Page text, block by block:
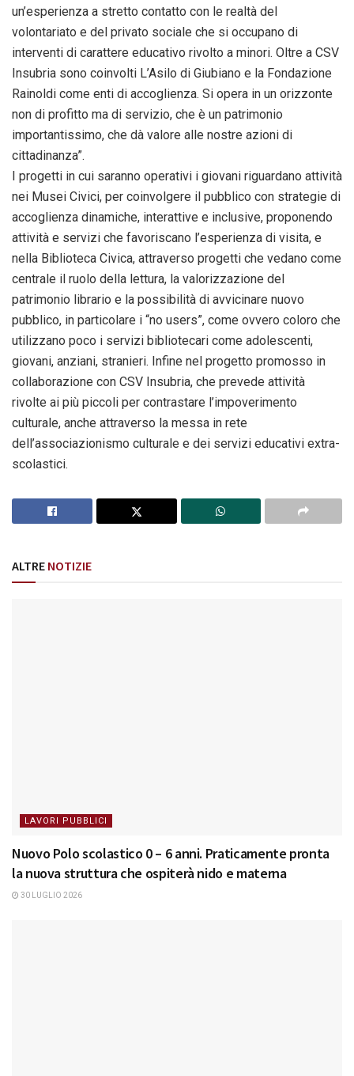
un’esperienza a stretto contatto con le realtà del
volontariato e del privato sociale che si occupano di
interventi di carattere educativo rivolto a minori. Oltre a CSV
Insubria sono coinvolti L’Asilo di Giubiano e la Fondazione
Rainoldi come enti di accoglienza. Si opera in un orizzonte
non di profitto ma di servizio, che è un patrimonio
importantissimo, che dà valore alle nostre azioni di
cittadinanza”.
I progetti in cui saranno operativi i giovani riguardano attività
nei Musei Civici, per coinvolgere il pubblico con strategie di
accoglienza dinamiche, interattive e inclusive, proponendo
attività e servizi che favoriscano l’esperienza di visita, e
nella Biblioteca Civica, attraverso progetti che vedano come
centrale il ruolo della lettura, la valorizzazione del
patrimonio librario e la possibilità di avvicinare nuovo
pubblico, in particolare i “no users”, come ovvero coloro che
utilizzano poco i servizi bibliotecari come adolescenti,
giovani, anziani, stranieri. Infine nel progetto promosso in
collaborazione con CSV Insubria, che prevede attività
rivolte ai più piccoli per contrastare l’impoverimento
culturale, anche attraverso la messa in rete
dell’associazionismo culturale e dei servizi educativi extra-
scolastici.
ALTRE NOTIZIE
LAVORI PUBBLICI
Nuovo Polo scolastico 0 – 6 anni. Praticamente pronta
la nuova struttura che ospiterà nido e materna
30 LUGLIO 2026